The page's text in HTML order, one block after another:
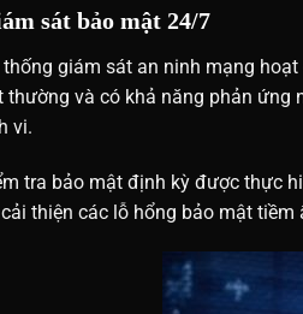
sát bảo mật 24/7
thống giám sát an ninh mạng
thường và có khả năng phản ứng
vi.
tra bảo mật định kỳ được thực
thiện các lỗ hổng bảo mật